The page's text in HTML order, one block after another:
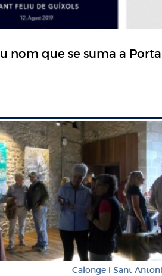
nom que se suma a Porta
Calonge i Sant Antoni